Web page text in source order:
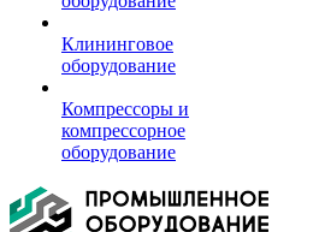
Клининговое
оборудование
Компрессоры и
компрессорное
оборудование